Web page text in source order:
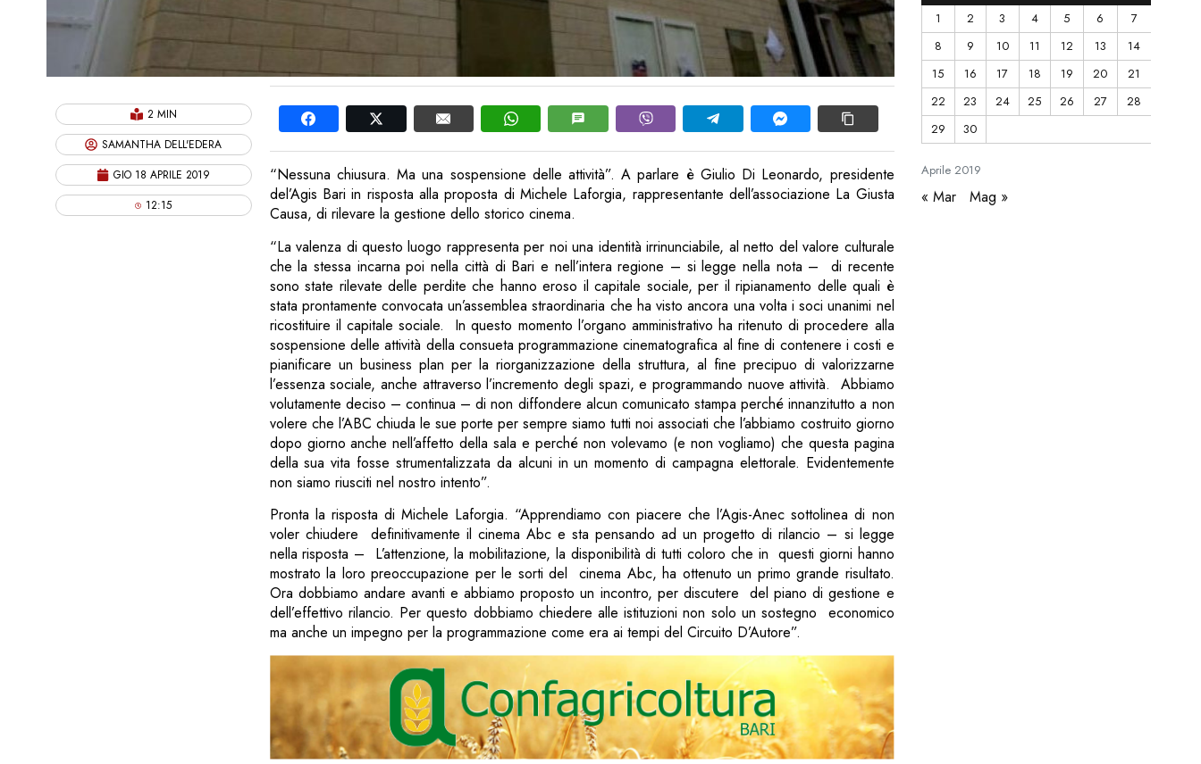
2 MIN
SAMANTHA DELL'EDERA
GIO 18 APRILE 2019
12:15
“Nessuna chiusura. Ma una sospensione delle attività”. A parlare è Giulio Di Leonardo, presidente
del’Agis Bari in risposta alla proposta di Michele Laforgia, rappresentante dell’associazione La Giusta
Causa, di rilevare la gestione dello storico cinema.
“La valenza di questo luogo rappresenta per noi una identità irrinunciabile, al netto del valore culturale
che la stessa incarna poi nella città di Bari e nell’intera regione – si legge nella nota – di recente
sono state rilevate delle perdite che hanno eroso il capitale sociale, per il ripianamento delle quali è
stata prontamente convocata un’assemblea straordinaria che ha visto ancora una volta i soci unanimi nel
ricostituire il capitale sociale. In questo momento l’organo amministrativo ha ritenuto di procedere alla
sospensione delle attività della consueta programmazione cinematografica al fine di contenere i costi e
pianificare un business plan per la riorganizzazione della struttura, al fine precipuo di valorizzarne
l’essenza sociale, anche attraverso l’incremento degli spazi, e programmando nuove attività. Abbiamo
volutamente deciso – continua – di non diffondere alcun comunicato stampa perché innanzitutto a non
volere che l’ABC chiuda le sue porte per sempre siamo tutti noi associati che l’abbiamo costruito giorno
dopo giorno anche nell’affetto della sala e perché non volevamo (e non vogliamo) che questa pagina
della sua vita fosse strumentalizzata da alcuni in un momento di campagna elettorale. Evidentemente
non siamo riusciti nel nostro intento”.
Pronta la risposta di Michele Laforgia. “Apprendiamo con piacere che l’Agis-Anec sottolinea di non
voler chiudere definitivamente il cinema Abc e sta pensando ad un progetto di rilancio – si legge
nella risposta – L’attenzione, la mobilitazione, la disponibilità di tutti coloro che in questi giorni hanno
mostrato la loro preoccupazione per le sorti del cinema Abc, ha ottenuto un primo grande risultato.
Ora dobbiamo andare avanti e abbiamo proposto un incontro, per discutere del piano di gestione e
dell’effettivo rilancio. Per questo dobbiamo chiedere alle istituzioni non solo un sostegno economico
ma anche un impegno per la programmazione come era ai tempi del Circuito D’Autore”.
Aprile2019
1
2 3 4 5 6
7
8
9 10 11 12 13
14
15
16 17 18 19 20
21
22
23 24 25 26 27
28
29
30
« Mar Mag »